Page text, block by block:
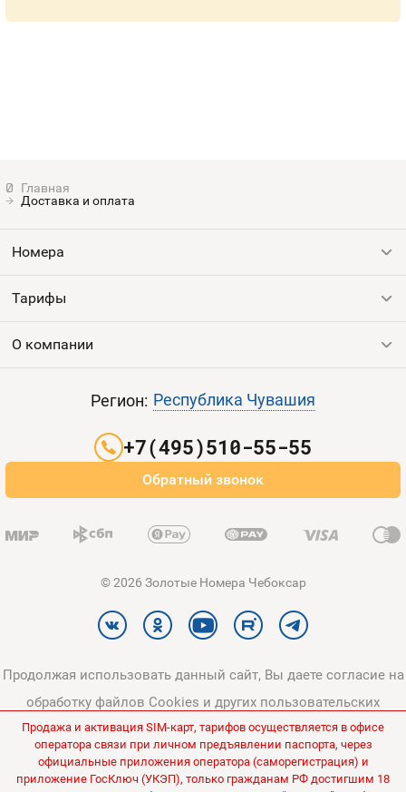
Доставка и оплата
Номера
Все номера
Тарифы
Выгодные тарифы
О компании
Оплата и доставка
Регион: Республика Чувашия
+7(495)510-55-55
Обратный звонок
© 2026 Золотые Номера Чебоксар
Продолжая использовать данный сайт, Вы даете согласие на
обработку файлов Cookies и других пользовательских
данных, в соответствии сПолитикой конфиденциальности
Политикой в отношении обработки персональных данных
Все цены на сайте указаны без НДС.
Продажа и активация SIM-карт, тарифов осуществляется в офисе
оператора связи при личном предъявлении паспорта, через
официальные приложения оператора (саморегистрация) и
приложение ГосКлюч (УКЭП), только гражданам РФ достигшим 18